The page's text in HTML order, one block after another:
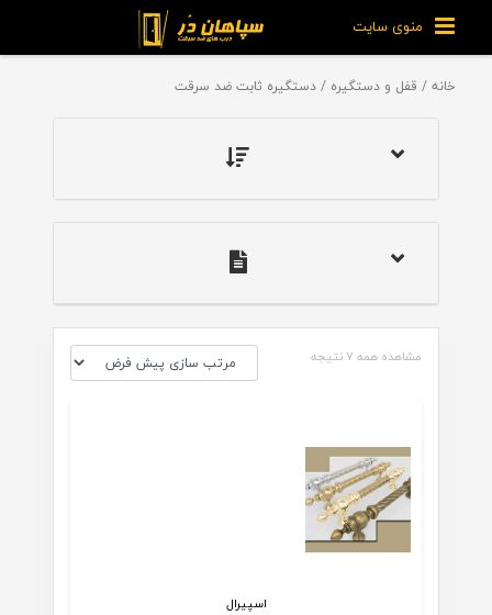
منوی سایت
خانه/ قفل و دستگیره / دستگیره ثابت ضد سرقت
مشاهده همه 7 نتیجه
اسپیرال